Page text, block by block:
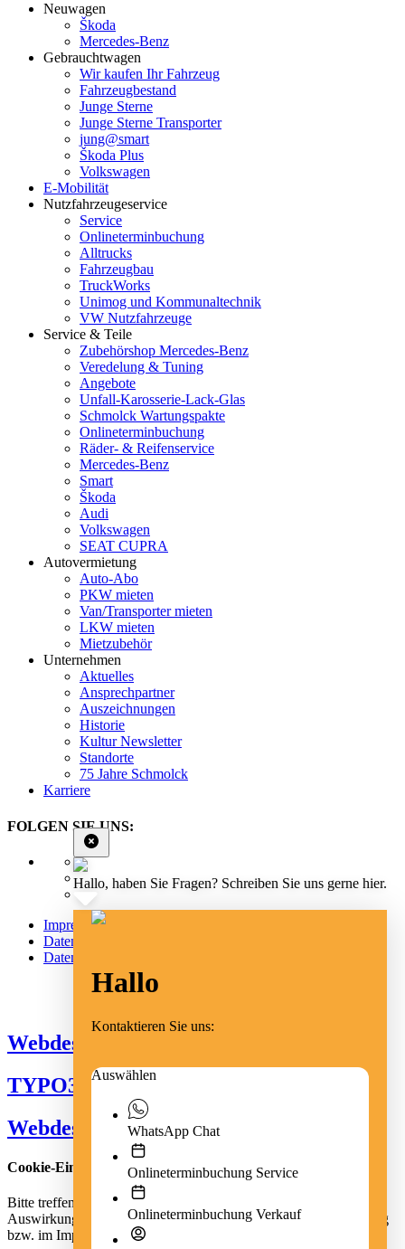
Neuwagen
Škoda
Mercedes-Benz
Gebrauchtwagen
Wir kaufen Ihr Fahrzeug
Fahrzeugbestand
Junge Sterne
Junge Sterne Transporter
jung@smart
Škoda Plus
Volkswagen
E-Mobilität
Nutzfahrzeugeservice
Service
Onlineterminbuchung
Alltrucks
Fahrzeugbau
TruckWorks
Unimog und Kommunaltechnik
VW Nutzfahrzeuge
Service & Teile
Zubehörshop Mercedes-Benz
Veredelung & Tuning
Angebote
Unfall-Karosserie-Lack-Glas
Schmolck Wartungspakte
Onlineterminbuchung
Räder- & Reifenservice
Mercedes-Benz
Smart
Škoda
Audi
Volkswagen
SEAT CUPRA
Autovermietung
Auto-Abo
PKW mieten
Van/Transporter mieten
LKW mieten
Mietzubehör
Unternehmen
Aktuelles
Ansprechpartner
Auszeichnungen
Historie
Kultur Newsletter
Standorte
75 Jahre Schmolck
Karriere
FOLGEN SIE UNS:
Impressum
Datenschutz
Datenschutz Social Media
Webdesign Emmendingen
TYPO3 Freiburg
Webdesign Freiburg
Hallo, haben Sie Fragen? Schreiben Sie uns gerne hier.
Hallo
Kontaktieren Sie uns:
Auswählen
WhatsApp Chat
Onlineterminbuchung Service
Onlineterminbuchung Verkauf
Cookie-Einstellungen
Bitte treffen Sie eine Auswahl. Weitere Informationen zu den
Auswirkungen Ihrer Auswahl finden Sie der Datenschutzerklärung
bzw. im Impressum